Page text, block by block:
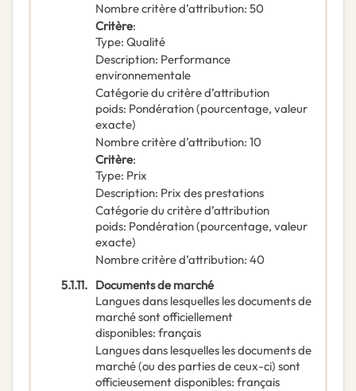
Nombre critère d’attribution: 50
Critère:
Type: Qualité
Description: Performance
environnementale
Catégorie du critère d’attribution
poids: Pondération (pourcentage, valeur
exacte)
Nombre critère d’attribution: 10
Critère:
Type: Prix
Description: Prix des prestations
Catégorie du critère d’attribution
poids: Pondération (pourcentage, valeur
exacte)
Nombre critère d’attribution: 40
5.1.11. Documents de marché
Langues dans lesquelles les documents de
marché sont officiellement
disponibles: français
Langues dans lesquelles les documents de
marché (ou des parties de ceux-ci) sont
officieusement disponibles: français